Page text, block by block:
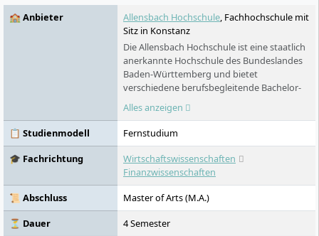
🏫 Anbieter Allensbach Hochschule, Fachhochschule mit
Sitz in Konstanz
Die Allensbach Hochschule ist eine staatlich
anerkannte Hochschule des Bundeslandes
Baden-Württemberg und bietet
verschiedene berufsbegleitende Bachelor-
und Masterprogramme im Bereich der
Wirtschaftswissenschaften an. Die
Masterprogramme der Allensbach
Akkreditierungsagentur ACQUIN
akkreditiert und als Fernstudiengänge
durch die Akkreditierungsagentur ZeVA
akkreditiert und als Online-
Fernstudiengang angeboten.
Alles anzeigen
📋 Studienmodell
Fernstudium
🎓 Fachrichtung
Wirtschaftswissenschaften
Finanzwissenschaften
📜 Abschluss
Master of Arts (M.A.)
⏳ Dauer
4 Semester